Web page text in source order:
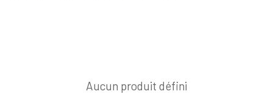
Aucun produit défini